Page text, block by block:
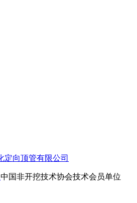
中国非开挖技术协会技术会员单位